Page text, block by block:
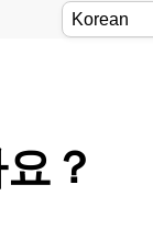
？